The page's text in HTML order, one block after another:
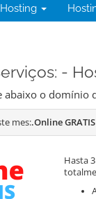
Hosting
-
o domínio
mes:.Online GRATIS
Hasta